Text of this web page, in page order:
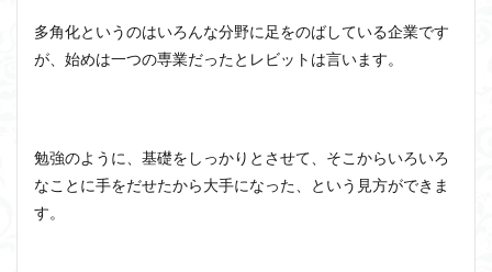
多角化というのはいろんな分野に足をのばしている企業です
が、始めは一つの専業だったとレビットは言います。
勉強のように、基礎をしっかりとさせて、そこからいろいろ
なことに手をだせたから大手になった、という見方ができま
す。